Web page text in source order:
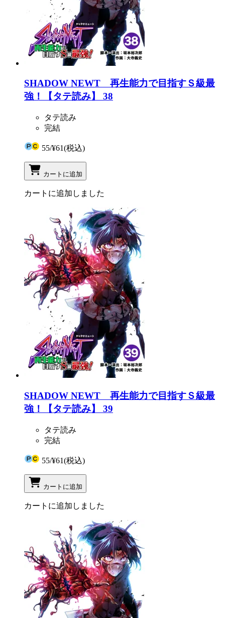
SHADOW NEWT 再生能力で目指すＳ級最
強！【タテ読み】 38
タテ読み
完結
55/¥61(税込)
カートに追加
カートに追加しました
SHADOW NEWT 再生能力で目指すＳ級最
強！【タテ読み】 39
タテ読み
完結
55/¥61(税込)
カートに追加
カートに追加しました